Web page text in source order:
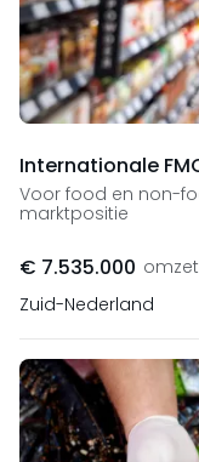
Internationale
Voor food en non-
marktpositie
€ 7.535.000 omzet
Zuid-Nederland